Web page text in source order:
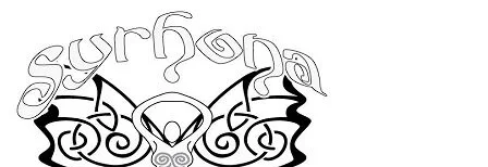
naar
inhoud